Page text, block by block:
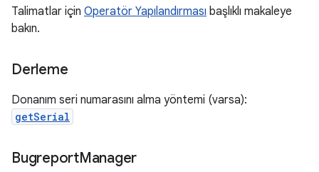
Talimatlar için Operatör Yapılandırması başlıklı makaleye
bakın.
Derleme
Donanım seri numarasını alma yöntemi (varsa):
getSerial
BugreportManager